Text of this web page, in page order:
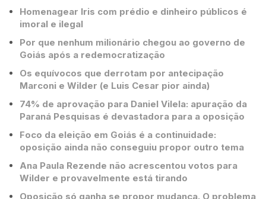
Homenagear Iris com prédio e dinheiro públicos é
imoral e ilegal
Por que nenhum milionário chegou ao governo de
Goiás após a redemocratização
Os equívocos que derrotam por antecipação
Marconi e Wilder (e Luis Cesar pior ainda)
74% de aprovação para Daniel Vilela: apuração da
Paraná Pesquisas é devastadora para a oposição
Foco da eleição em Goiás é a continuidade:
oposição ainda não conseguiu propor outro tema
Ana Paula Rezende não acrescentou votos para
Wilder e provavelmente está tirando
Oposição só ganha se propor mudança. O problema